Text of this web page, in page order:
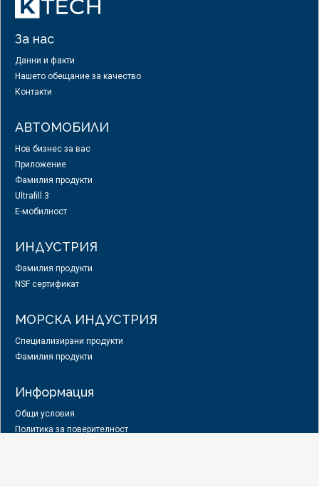
За нас
Данни и факти
Нашето обещание за качество
Контакти
АВТОМОБИЛИ
Нов бизнес за вас
Приложение
Фамилия продукти
Ultrafill 3
E-мобилност
ИНДУСТРИЯ
Фамилия продукти
NSF сертификат
МОРСКА ИНДУСТРИЯ
Специализирани продукти
Фамилия продукти
Информация
Общи условия
Политика за поверителност